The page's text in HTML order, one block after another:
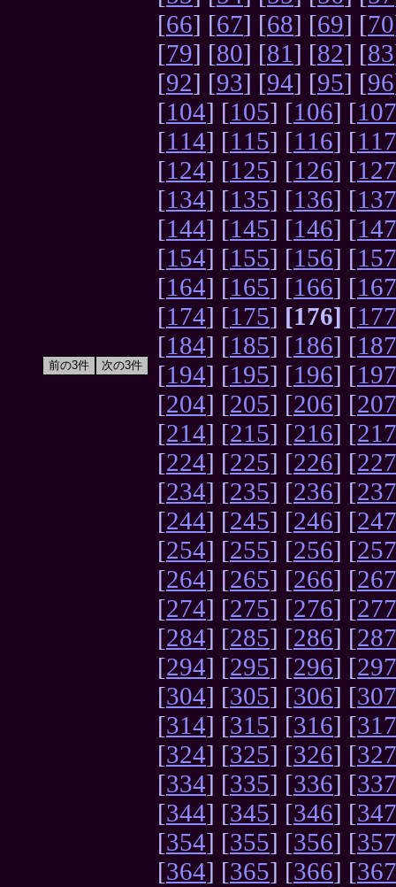
[66] [67] [68] [69] [70
[79] [80] [81 ] [82] [83
[92] [93] [94] [95] [96
[104] [105] [106] [107
[114] [115] [116] [117
[124] [125] [126] [127
[134] [135] [136] [137
[144] [145] [146] [147
[154] [155] [156] [157
[164] [165] [166] [167
[174] [175] [176] [177
[184] [185] [186] [187
[194] [195] [196] [197
[204] [205] [206] [207
[214] [215] [216] [217
[224] [225] [226] [227
[234] [235] [236] [237
[244] [245] [246] [247
[254] [255] [256] [257
[264] [265] [266] [267
[274] [275] [276] [277
[284] [285] [286] [287
[294] [295] [296] [297
[304] [305] [306] [307
[314] [315] [316] [317
[324] [325] [326] [327
[334] [335] [336] [337
[344] [345] [346] [347
[354] [355] [356] [357
[364] [365] [366] [367